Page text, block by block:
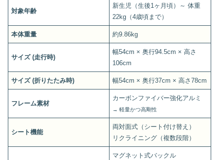
対象年齢
新生児（生後1ヶ月頃）～ 体重
22kg（4歳頃まで）
本体重量 約9.86kg
サイズ (走行時)
幅54cm × 奥行94.5cm × 高さ
106cm
サイズ (折りたたみ時) 幅54cm × 奥行37cm × 高さ78cm
フレーム素材
カーボンファイバー強化アルミ
→ 軽量かつ高剛性
シート機能
両対面式（シート付け替え）
リクライニング（複数段階）
マグネット式バックル